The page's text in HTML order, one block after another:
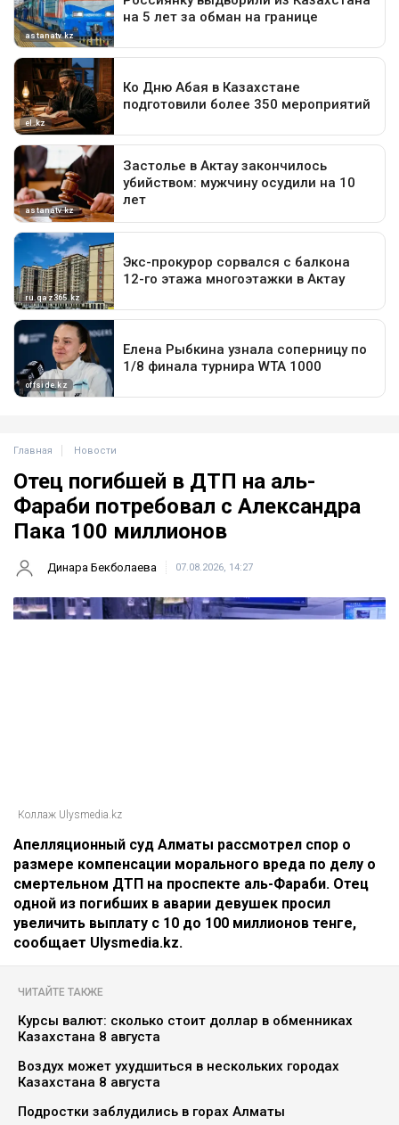
Главная Новости
Отец погибшей в ДТП на аль-
Фараби потребовал с Александра
Пака 100 миллионов
Динара Бекболаева 07.08.2026, 14:27
Коллаж Ulysmedia.kz
Апелляционный суд Алматы рассмотрел спор о
размере компенсации морального вреда по делу о
смертельном ДТП на проспекте аль-Фараби. Отец
одной из погибших в аварии девушек просил
увеличить выплату с 10 до 100 миллионов тенге,
сообщает Ulysmedia.kz.
ЧИТАЙТЕ ТАКЖЕ
Курсы валют: сколько стоит доллар в обменниках
Казахстана 8 августа
Воздух может ухудшиться в нескольких городах
Казахстана 8 августа
Подростки заблудились в горах Алматы